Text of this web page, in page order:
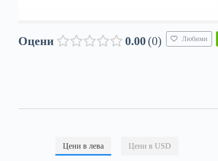
Оцени 0.00 0 Любими
Цени в лева Цени в USD